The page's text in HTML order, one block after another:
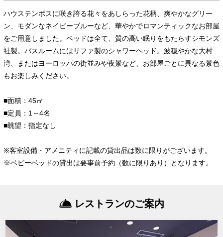
ハウステンボスに咲き誇る花々をあしらった花柄、爽やかなグリー
ン、モダンなネイビーブルーなど、華やかでロマンティックなお部屋
をご用意しました。ベッドは全て、質の高い眠りをもたらすシモンズ
社製。バスルームにはリファ製のシャワーヘッド。波穏やかな大村
湾、またはヨーロッパの街並みや夜景など、お部屋ごとに異なる景色
もお楽しみください。
■面積：45㎡
■定員：1～4名
■眺望：指定なし
※客室設備・アメニティに記載の貸出品は数に限りがございます。
※ベビーベッドの貸出は要事前予約（数に限りあり）となります。
レストランのご案内